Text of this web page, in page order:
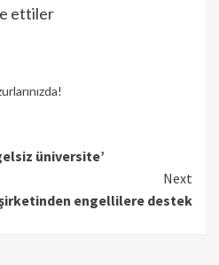
ettiler
üniversite’
Next
engellilere destek